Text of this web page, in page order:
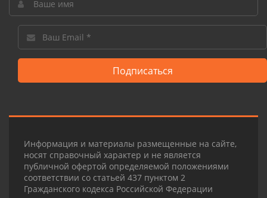
Подписаться
Информация и материалы размещенные на сайте,
носят справочный характер и не является
публичной офертой определяемой положениями
соответствии со статьей 437 пунктом 2
Гражданского кодекса Российской Федерации